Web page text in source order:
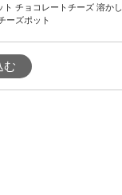
ト チョコレートチーズ 溶かし
ーズポット
む